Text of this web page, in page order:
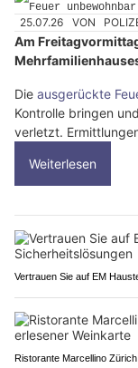
25.07.26 VON
Am
Die ausgerückte
Kontrolle bringen
verletzt.
Weiterlesen
Vertrauen Sie auf EM
Ristorante Marcellino